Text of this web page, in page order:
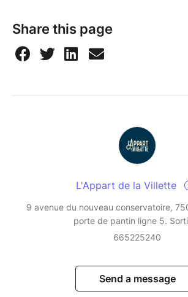
Share this page
L'Appart de la Villette
9 avenue du nouveau conservatoire,
porte de pantin ligne 5.
665225240
Send a message